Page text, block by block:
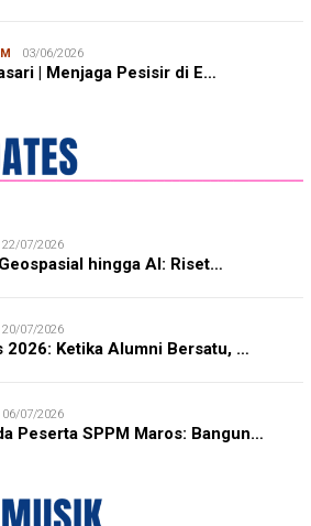
03/06/2026
| Menjaga Pesisir di E…
22/07/2026
hingga AI: Riset…
20/07/2026
2026: Ketika Alumni Bersatu, …
06/07/2026
Peserta SPPM Maros: Bangun…